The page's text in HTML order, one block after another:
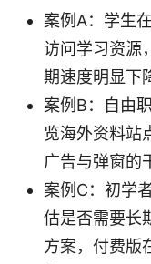
案例A：学生
访问学习资源
期速度明显下
案例B：自由
览海外资料站
广告与弹窗的
案例C：初学
估是否需要长
方案，付费版